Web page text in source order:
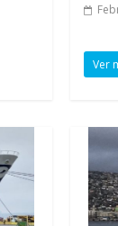
Ver